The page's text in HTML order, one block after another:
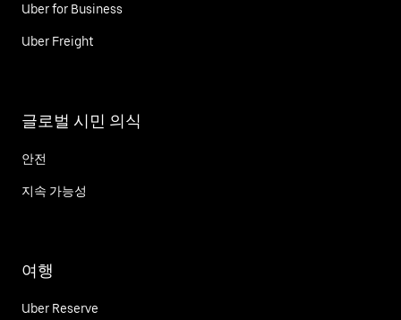
Uber for Business
Uber Freight
글로벌 시민 의식
안전
지속 가능성
여행
Uber Reserve